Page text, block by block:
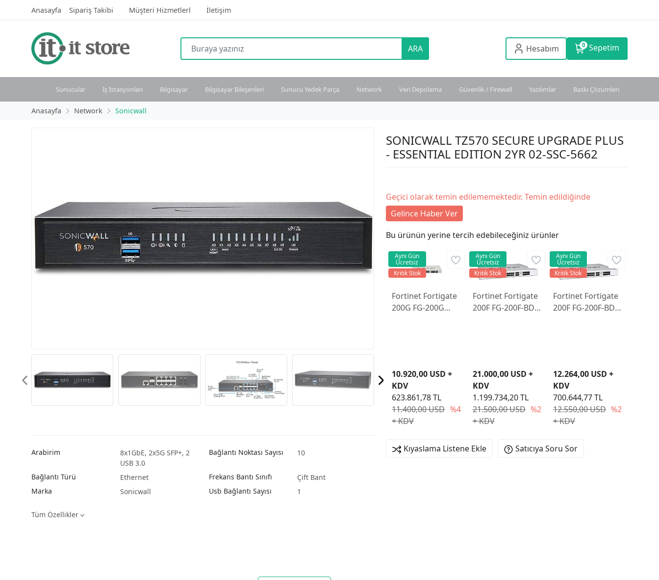
Anasayfa Sipariş Takibi Müşteri Hizmetlerl İletişim
ARA Hesabım 0 Sepetim
Sunucular İş İstasyonları Bilgisayar Bilgisayar Bileşenleri Sunucu Yedek Parça Network Veri Depolama Güvenlik / Firewall Yazılımlar Baskı Çözümleri
Anasayfa Network Sonicwall
Arabirim
8x1GbE, 2x5G SFP+, 2
USB 3.0
Bağlantı Noktası Sayısı 10
Bağlantı Türü Ethernet Frekans Bantı Sınıfı
Çift Bant
Marka
Sonicwall Usb Bağlantı Sayısı 1
Tüm Özellikler
SONICWALL TZ570 SECURE UPGRADE PLUS
- ESSENTIAL EDITION 2YR 02-SSC-5662
Geçici olarak temin edilememektedir. Temin edildiğinde
Gelince Haber Ver
Bu ürünün yerine tercih edebileceğiniz ürünler
Fortinet Fortigate
200G FG-200G
11.400,00 USD
+ KDV
%4
10.920,00 USD +
KDV
623.861,78 TL
Aynı Gün
Ücretsiz
Kritik Stok
Fortinet Fortigate
200F FG-200F-BDL-
21.500,00 USD
+ KDV
%2
21.000,00 USD +
KDV
1.199.734,20 TL
Aynı Gün
Ücretsiz
Kritik Stok
Fortinet Fortigate
200F FG-200F-BDL-
12.550,00 USD
+ KDV
%2
12.264,00 USD +
KDV
700.644,77 TL
Aynı Gün
Ücretsiz
Kritik Stok
Kıyaslama Listene Ekle Satıcıya Soru Sor